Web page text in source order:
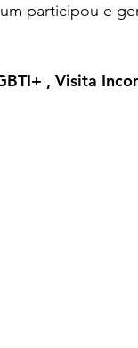
participou e
, Visita